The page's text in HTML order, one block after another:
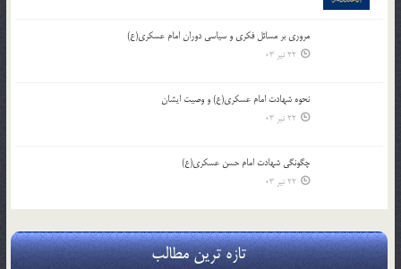
مروری بر مسائل فکری و سیاسی دوران امام عسکری(ع)
22 تیر 03
نحوه شهادت امام عسکری(ع) و وصیت ایشان
22 تیر 03
چگونگی شهادت امام حسن عسکری(ع)
22 تیر 03
تازه ترین مطالب